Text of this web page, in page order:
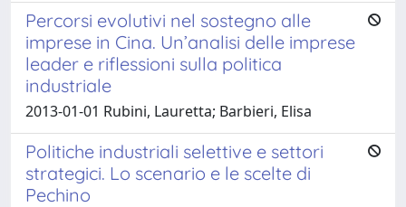
Percorsi evolutivi nel sostegno alle
imprese in Cina. Un’analisi delle imprese
leader e riflessioni sulla politica
industriale
2013-01-01 Rubini, Lauretta; Barbieri, Elisa
Politiche industriali selettive e settori
strategici. Lo scenario e le scelte di
Pechino